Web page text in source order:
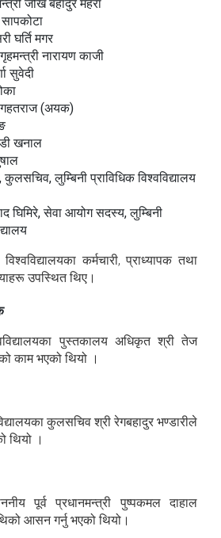
जोख बहादुर महरा
घर्ति मगर
नारायण काजी
सुवेदी
गहतराज (अयक)
खनाल
कुलसचिव, लुम्बिनी प्राविधिक विश्वविद्यालय
घिमिरे, सेवा आयोग सदस्य, लुम्बिनी
कर्मचारी, प्राध्यापक तथा
उपस्थित थिए।
पुस्तकालय अधिकृत श्री तेज
काम भएको थियो ।
कुलसचिव श्री रेगबहादुर भण्डारीले
थियो ।
पूर्व प्रधानमन्त्री पुष्पकमल दाहाल
आसन गर्नु भएको थियो।